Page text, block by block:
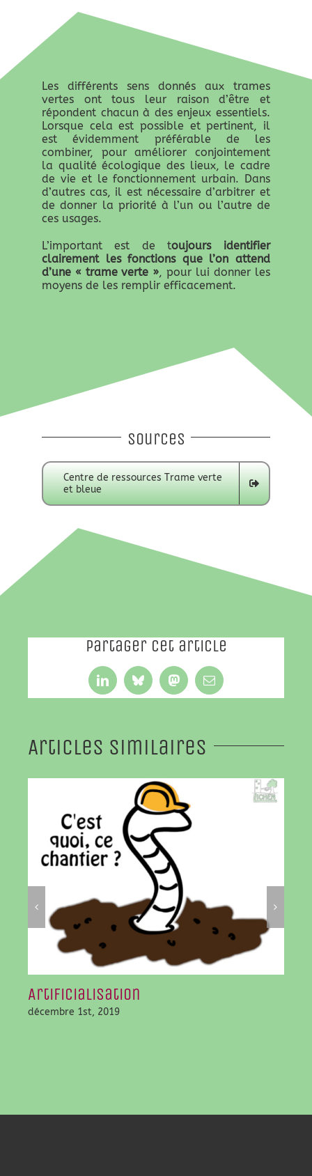
Les différents sens donnés aux trames
vertes ont tous leur raison d’être et
répondent chacun à des enjeux essentiels.
Lorsque cela est possible et pertinent, il
est évidemment préférable de les
combiner, pour améliorer conjointement
la qualité écologique des lieux, le cadre
de vie et le fonctionnement urbain. Dans
d’autres cas, il est nécessaire d’arbitrer et
de donner la priorité à l’un ou l’autre de
ces usages.
L’important est de toujours identifier
clairement les fonctions que l’on attend
d’une « trame verte », pour lui donner les
moyens de les remplir efficacement.
Sources
Centre de ressources Trame verte
et bleue
Partager cet article
LinkedInBlueskyMastodon
Email
Articles similaires
Artificialisation
décembre 1st, 2019